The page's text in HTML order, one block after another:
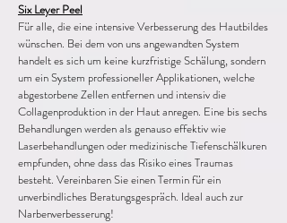
Six Leyer Peel
Für alle, die eine intensive Verbesserung des Hautbildes
wünschen. Bei dem von uns angewandten System
handelt es sich um keine kurzfristige Schälung, sondern
um ein System professioneller Applikationen, welche
abgestorbene Zellen entfernen und intensiv die
Collagenproduktion in der Haut anregen. Eine bis sechs
Behandlungen werden als genauso effektiv wie
Laserbehandlungen oder medizinische Tiefenschälkuren
empfunden, ohne dass das Risiko eines Traumas
besteht. Vereinbaren Sie einen Termin für ein
unverbindliches Beratungsgespräch. Ideal auch zur
Narbenverbesserung!